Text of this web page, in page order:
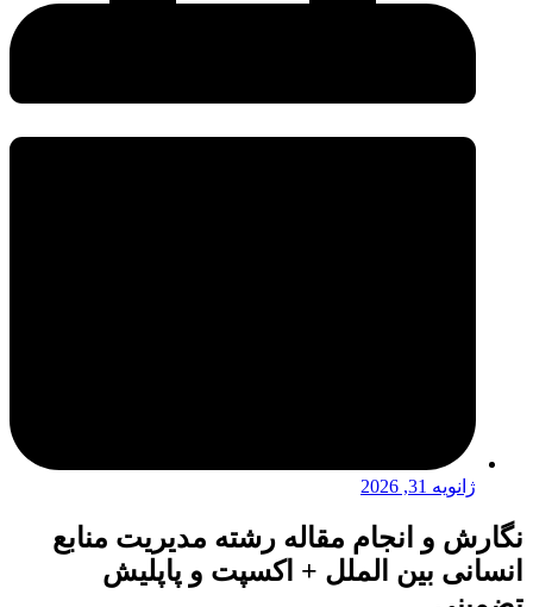
ژانویه 31, 2026
نگارش و انجام مقاله رشته مدیریت منابع
انسانی بین الملل + اکسپت و پاپلیش